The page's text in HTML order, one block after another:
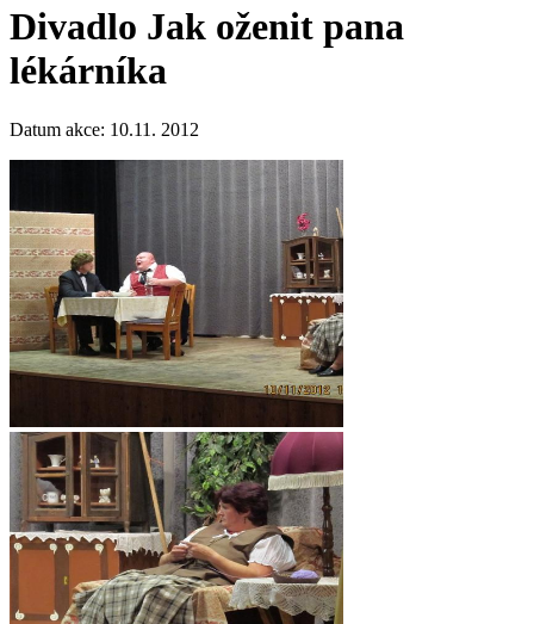
Divadlo Jak oženit pana
lékárníka
Datum akce: 10.11. 2012